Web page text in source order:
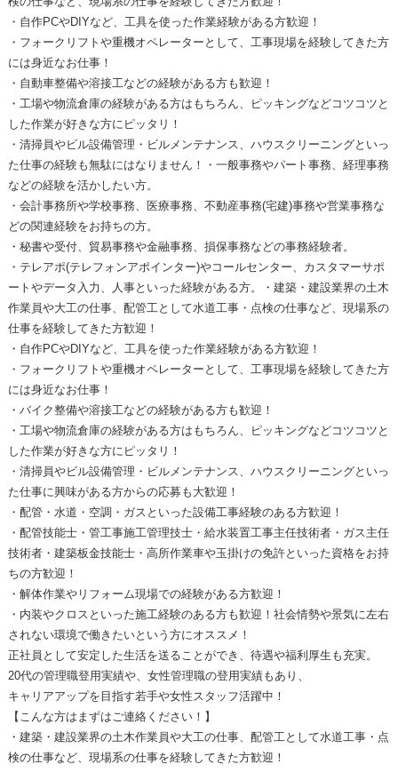
・自作PCやDIYなど、工具を使った作業経験がある方歓迎！
・フォークリフトや重機オペレーターとして、工事現場を経験してきた方
には身近なお仕事！
・自動車整備や溶接工などの経験がある方も歓迎！
・工場や物流倉庫の経験がある方はもちろん、ピッキングなどコツコツと
した作業が好きな方にピッタリ！
・清掃員やビル設備管理・ビルメンテナンス、ハウスクリーニングといっ
た仕事の経験も無駄にはなりません！・一般事務やパート事務、経理事務
などの経験を活かしたい方。
・会計事務所や学校事務、医療事務、不動産事務(宅建)事務や営業事務な
どの関連経験をお持ちの方。
・秘書や受付、貿易事務や金融事務、損保事務などの事務経験者。
・テレアポ(テレフォンアポインター)やコールセンター、カスタマーサポ
ートやデータ入力、人事といった経験がある方。・建築・建設業界の土木
作業員や大工の仕事、配管工として水道工事・点検の仕事など、現場系の
仕事を経験してきた方歓迎！
・自作PCやDIYなど、工具を使った作業経験がある方歓迎！
・フォークリフトや重機オペレーターとして、工事現場を経験してきた方
には身近なお仕事！
・バイク整備や溶接工などの経験がある方も歓迎！
・工場や物流倉庫の経験がある方はもちろん、ピッキングなどコツコツと
した作業が好きな方にピッタリ！
・清掃員やビル設備管理・ビルメンテナンス、ハウスクリーニングといっ
た仕事に興味がある方からの応募も大歓迎！
・配管・水道・空調・ガスといった設備工事経験のある方歓迎！
・配管技能士・管工事施工管理技士・給水装置工事主任技術者・ガス主任
技術者・建築板金技能士・高所作業車や玉掛けの免許といった資格をお持
ちの方歓迎！
・解体作業やリフォーム現場での経験がある方歓迎！
・内装やクロスといった施工経験のある方も歓迎！社会情勢や景気に左右
されない環境で働きたいという方にオススメ！
正社員として安定した生活を送ることができ、待遇や福利厚生も充実。
20代の管理職登用実績や、女性管理職の登用実績もあり、
キャリアアップを目指す若手や女性スタッフ活躍中！
【こんな方はまずはご連絡ください！】
・建築・建設業界の土木作業員や大工の仕事、配管工として水道工事・点
検の仕事など、現場系の仕事を経験してきた方歓迎！